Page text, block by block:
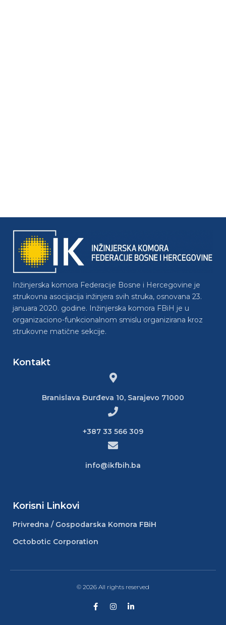
Inžinjerska komora Federacije Bosne i Hercegovine je
strukovna asocijacija inžinjera svih struka, osnovana 23.
januara 2020. godine. Inžinjerska komora FBiH je u
organizaciono-funkcionalnom smislu organizirana kroz
strukovne matične sekcije.
Kontakt
Branislava Đurđeva 10, Sarajevo 71000
+387 33 566 309
info@ikfbih.ba
Korisni Linkovi
Privredna / Gospodarska Komora FBiH
Octobotic Corporation
© 2026 All rights reserved